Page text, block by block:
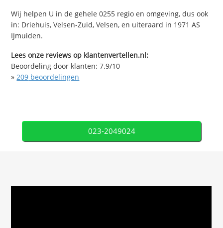
Wij helpen U in de gehele 0255 regio en omgeving, dus ook
in: Driehuis, Velsen-Zuid, Velsen, en uiteraard in 1971 AS
IJmuiden.
Lees onze reviews op klantenvertellen.nl:
Beoordeling door klanten:7.9/10
»209 beoordelingen
023-2049024